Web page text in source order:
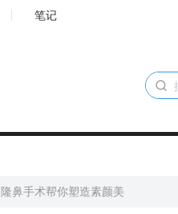
笔记
鼻手术帮你塑造素颜美